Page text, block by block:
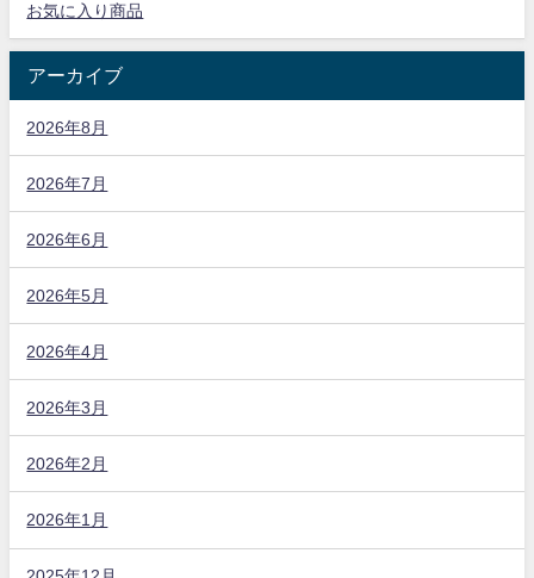
お気に入り商品
アーカイブ
2026年8月
2026年7月
2026年6月
2026年5月
2026年4月
2026年3月
2026年2月
2026年1月